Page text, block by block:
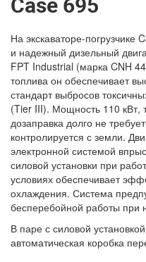
Case 695
На экскаваторе-погрузчике
и надежный дизельный
FPT Industrial (марка CNH
топлива он обеспечивает
стандарт выбросов
(Tier III). Мощность 110 кВт,
дозаправка долго не
контролируется с земли.
электронной системой
силовой установки при
условиях обеспечивает
охлаждения. Система
бесперебойной работы при
В паре с силовой
автоматическая коробка